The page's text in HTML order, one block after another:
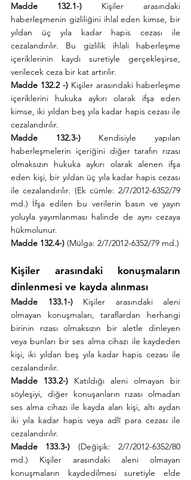
Madde 132.1-) Kişiler arasındaki
haberleşmenin gizliliğini ihlal eden kimse, bir
yıldan üç yıla kadar hapis cezası ile
cezalandırılır. Bu gizlilik ihlali haberleşme
içeriklerinin kaydı suretiyle gerçekleşirse,
verilecek ceza bir kat artırılır.
Madde 132.2 -) Kişiler arasındaki haberleşme
içeriklerini hukuka aykırı olarak ifşa eden
kimse, iki yıldan beş yıla kadar hapis cezası ile
cezalandırılır.
Madde 132.3-) Kendisiyle yapılan
haberleşmelerin içeriğini diğer tarafın rızası
olmaksızın hukuka aykırı olarak alenen ifşa
eden kişi, bir yıldan üç yıla kadar hapis cezası
ile cezalandırılır. (Ek cümle: 2/7/2012-6352/79
md.) İfşa edilen bu verilerin basın ve yayın
yoluyla yayımlanması halinde de aynı cezaya
hükmolunur.
Madde 132.4-) (Mülga: 2/7/2012-6352/79 md.)
Kişiler arasındaki konuşmaların
dinlenmesi ve kayda alınması
Madde 133.1-) Kişiler arasındaki aleni
olmayan konuşmaları, taraflardan herhangi
birinin rızası olmaksızın bir aletle dinleyen
veya bunları bir ses alma cihazı ile kaydeden
kişi, iki yıldan beş yıla kadar hapis cezası ile
cezalandırılır.
Madde 133.2-) Katıldığı aleni olmayan bir
söyleşiyi, diğer konuşanların rızası olmadan
ses alma cihazı ile kayda alan kişi, altı aydan
iki yıla kadar hapis veya adlî para cezası ile
cezalandırılır.
Madde 133.3-) (Değişik: 2/7/2012-6352/80
md.) Kişiler arasındaki aleni olmayan
konuşmaların kaydedilmesi suretiyle elde